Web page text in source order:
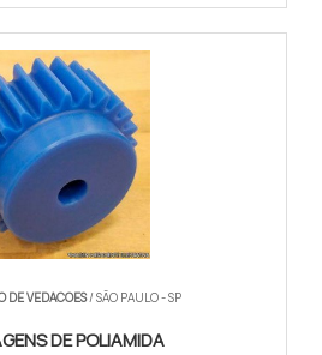
DE VEDACOES/ SÃO PAULO - SP
DE POLIAMIDA